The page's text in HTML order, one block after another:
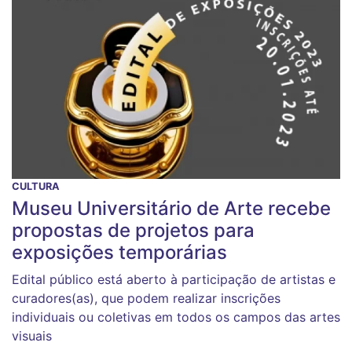
CULTURA
Museu Universitário de Arte recebe
propostas de projetos para
exposições temporárias
Edital público está aberto à participação de artistas e
curadores(as), que podem realizar inscrições
individuais ou coletivas em todos os campos das artes
visuais